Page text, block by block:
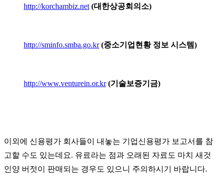
http://korchambiz.net (대한상공회의소)
http://sminfo.smba.go.kr (중소기업현황 정보 시스템)
http://www.venturein.or.kr(기술보증기금)
이외에 신용평가 회사들이 내놓는 기업신용평가 보고서를 참
고할 수도 있는데요. 유료라는 점과 오래된 자료도 마치 새것
인양 버젓이 판매되는 경우도 있으니 주의하시기 바랍니다.